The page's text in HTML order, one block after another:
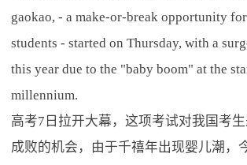
gaokao, - a make-or-break opportunity
students - started on Thursday, with a
this year due to the "baby boom" at the
millennium.
高考7日拉开大幕，这项考试对我国考
成败的机会，由于千禧年出现婴儿潮，